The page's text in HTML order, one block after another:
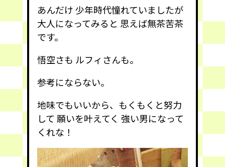
あんだけ 少年時代憧れていましたが
大人になってみると 思えば無茶苦茶
です。
悟空さも ルフィさんも。
参考にならない。
地味でもいいから、もくもくと努力
して 願いを叶えてく 強い男になって
くれな！